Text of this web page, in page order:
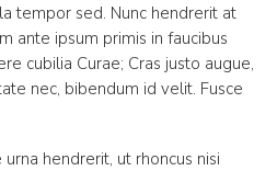
tempor sed. Nunc hendrerit at
ante ipsum primis in faucibus
cubilia Curae; Cras justo augue,
nec, bibendum id velit. Fusce
hendrerit, ut rhoncus nisi